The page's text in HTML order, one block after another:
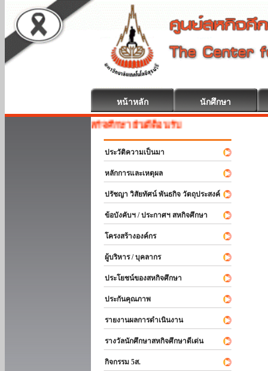
หน้าหลัก นักศึกษา
สหกิจศึกษา ยินดีต้อนรับ
ประวัติความเป็นมา
หลักการและเหตุผล
ปรัชญา วิสัยทัศน์ พันธกิจ วัตถุประสงค์
ข้อบังคับฯ / ประกาศฯ สหกิจศึกษา
โครงสร้างองค์กร
ผู้บริหาร / บุคลากร
ประโยชน์ของสหกิจศึกษา
ประกันคุณภาพ
รายงานผลการดำเนินงาน
รางวัลนักศึกษาสหกิจศึกษาดีเด่น
กิจกรรม 5ส.